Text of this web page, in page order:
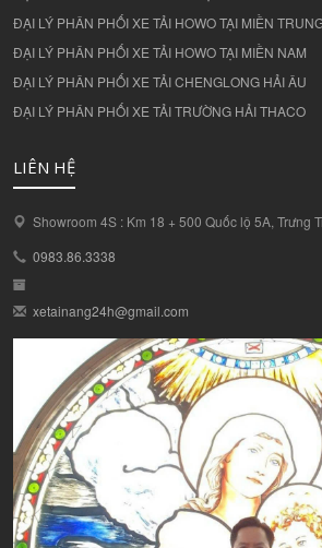
ĐẠI LÝ PHÂN PHỐI XE TẢI HOWO TẠI MIỀN
ĐẠI LÝ PHÂN PHỐI XE TẢI HOWO TẠI MIỀN NAM
ĐẠI LÝ PHÂN PHỐI XE TẢI CHENGLONG HẢI ÂU
ĐẠI LÝ PHÂN PHỐI XE TẢI TRƯỜNG HẢI THACO
LIÊN HỆ
Showroom 4S : Km 18 + 500 Quốc lộ 5A, Trưng
0983.86.3338
xetainang24h@gmail.com